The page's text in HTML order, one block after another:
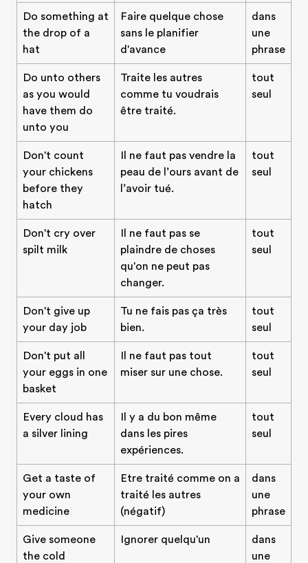
Do something at
the drop of a
hat
Faire quelque chose
sans le planifier
d'avance
dans
une
phrase
Do unto others
as you would
have them do
unto you
Traite les autres
comme tu voudrais
être traité.
tout
seul
Don't count
your chickens
before they
hatch
Il ne faut pas vendre la
peau de l’ours avant de
l’avoir tué.
tout
seul
Don't cry over
spilt milk
Il ne faut pas se
plaindre de choses
qu'on ne peut pas
changer.
tout
seul
Don't give up
your day job
Tu ne fais pas ça très
bien.
tout
seul
Don't put all
your eggs in one
basket
Il ne faut pas tout
miser sur une chose.
tout
seul
Every cloud has
a silver lining
Il y a du bon même
dans les pires
expériences.
tout
seul
Get a taste of
your own
medicine
Etre traité comme on a
traité les autres
(négatif)
dans
une
phrase
Give someone
the cold
Ignorer quelqu'un
dans
une